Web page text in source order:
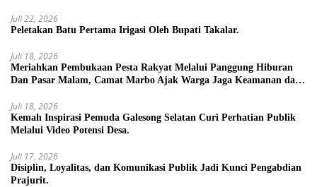
Juli 22, 2026
Peletakan Batu Pertama Irigasi Oleh Bupati Takalar.
Juli 18, 2026
Meriahkan Pembukaan Pesta Rakyat Melalui Panggung Hiburan
Dan Pasar Malam, Camat Marbo Ajak Warga Jaga Keamanan dan
Juli 18, 2026
Kemah Inspirasi Pemuda Galesong Selatan Curi Perhatian Publik
Melalui Video Potensi Desa.
Juli 17, 2026
Disiplin, Loyalitas, dan Komunikasi Publik Jadi Kunci Pengabdian
Prajurit.